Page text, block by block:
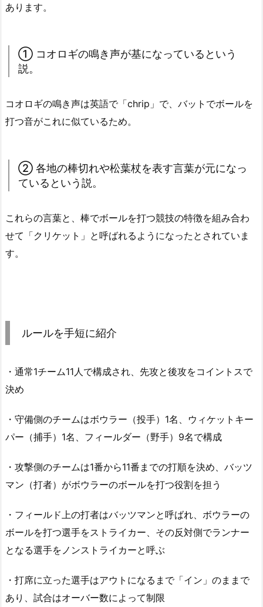
あります。
① コオロギの鳴き声が基になっているという
説。
コオロギの鳴き声は英語で「chrip」で、バットでボールを
打つ音がこれに似ているため。
② 各地の棒切れや松葉杖を表す言葉が元になっ
ているという説。
これらの言葉と、棒でボールを打つ競技の特徴を組み合わ
せて「クリケット」と呼ばれるようになったとされていま
す。
ルールを手短に紹介
・通常1チーム11人で構成され、先攻と後攻をコイントスで
決め
・守備側のチームはボウラー（投手）1名、ウィケットキー
パー（捕手）1名、フィールダー（野手）9名で構成
・攻撃側のチームは1番から11番までの打順を決め、バッツ
マン（打者）がボウラーのボールを打つ役割を担う
・フィールド上の打者はバッツマンと呼ばれ、ボウラーの
ボールを打つ選手をストライカー、その反対側でランナー
となる選手をノンストライカーと呼ぶ
・打席に立った選手はアウトになるまで「イン」のままで
あり、試合はオーバー数によって制限